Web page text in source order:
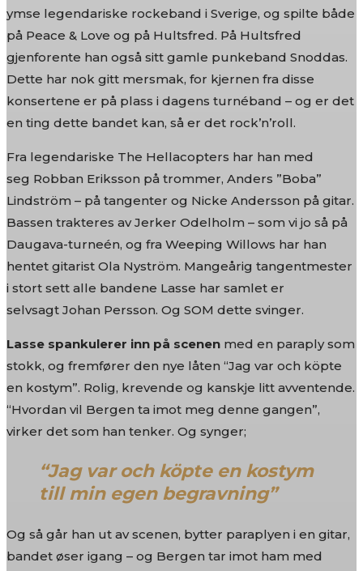
ymse legendariske rockeband i Sverige, og spilte både
på Peace & Love og på Hultsfred. På Hultsfred
gjenforente han også sitt gamle punkeband Snoddas.
Dette har nok gitt mersmak, for kjernen fra disse
konsertene er på plass i dagens turnéband – og er det
en ting dette bandet kan, så er det rock’n’roll.
Fra legendariske The Hellacopters har han med
seg Robban Eriksson på trommer, Anders ”Boba”
Lindström – på tangenter og Nicke Andersson på gitar.
Bassen trakteres av Jerker Odelholm – som vi jo så på
Daugava-turneén, og fra Weeping Willows har han
hentet gitarist Ola Nyström. Mangeårig tangentmester
i stort sett alle bandene Lasse har samlet er
selvsagt Johan Persson. Og SOM dette svinger.
Lasse spankulerer inn på scenen med en paraply som
stokk, og fremfører den nye låten “Jag var och köpte
en kostym”. Rolig, krevende og kanskje litt avventende.
“Hvordan vil Bergen ta imot meg denne gangen”,
virker det som han tenker. Og synger;
“Jag var och köpte en kostym
till min egen begravning”
Og så går han ut av scenen, bytter paraplyen i en gitar,
bandet øser igang – og Bergen tar imot ham med